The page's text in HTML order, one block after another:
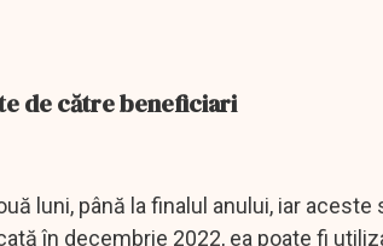
de către beneficiari
luni, până la finalul anului, iar
în decembrie 2022, ea poate fi